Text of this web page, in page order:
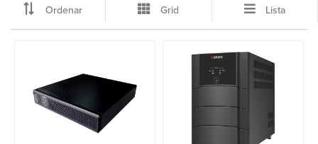
Ordenar Grid Lista